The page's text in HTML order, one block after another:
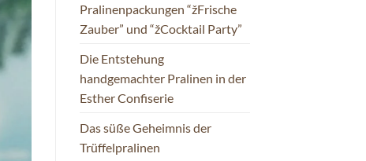
Pralinenpackungen “žFrische
Zauber” und “žCocktail Party”
Die Entstehung
handgemachter Pralinen in der
Esther Confiserie
Das süße Geheimnis der
Trüffelpralinen